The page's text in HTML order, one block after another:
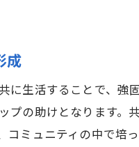
未経験からの挑戦！建
住まいの心配がい
成
生活することで、
の助けとなります
コミュニティの中で